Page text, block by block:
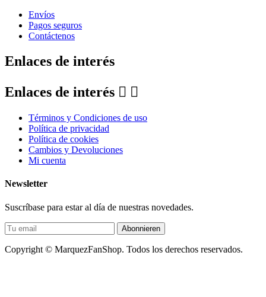
Envíos
Pagos seguros
Contáctenos
Enlaces de interés
Enlaces de interés  
Términos y Condiciones de uso
Política de privacidad
Política de cookies
Cambios y Devoluciones
Mi cuenta
Newsletter
Suscríbase para estar al día de nuestras novedades.
Abonnieren
Copyright © MarquezFanShop. Todos los derechos reservados.